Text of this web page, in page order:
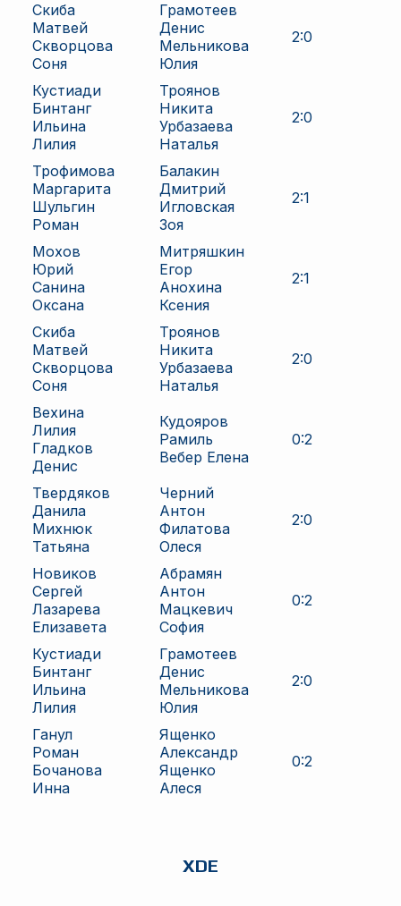
Скиба
Матвей
Скворцова
Соня
Грамотеев
Денис
Мельникова
Юлия
2:0
Кустиади
Бинтанг
Ильина
Лилия
Троянов
Никита
Урбазаева
Наталья
2:0
Трофимова
Маргарита
Шульгин
Роман
Балакин
Дмитрий
Игловская
Зоя
2:1
Мохов
Юрий
Санина
Оксана
Митряшкин
Егор
Анохина
Ксения
2:1
Скиба
Матвей
Скворцова
Соня
Троянов
Никита
Урбазаева
Наталья
2:0
Вехина
Лилия
Гладков
Денис
Кудояров
Рамиль
Вебер Елена
0:2
Твердяков
Данила
Михнюк
Татьяна
Черний
Антон
Филатова
Олеся
2:0
Новиков
Сергей
Лазарева
Елизавета
Абрамян
Антон
Мацкевич
София
0:2
Кустиади
Бинтанг
Ильина
Лилия
Грамотеев
Денис
Мельникова
Юлия
2:0
Ганул
Роман
Бочанова
Инна
Ященко
Александр
Ященко
Алеся
0:2
XDE